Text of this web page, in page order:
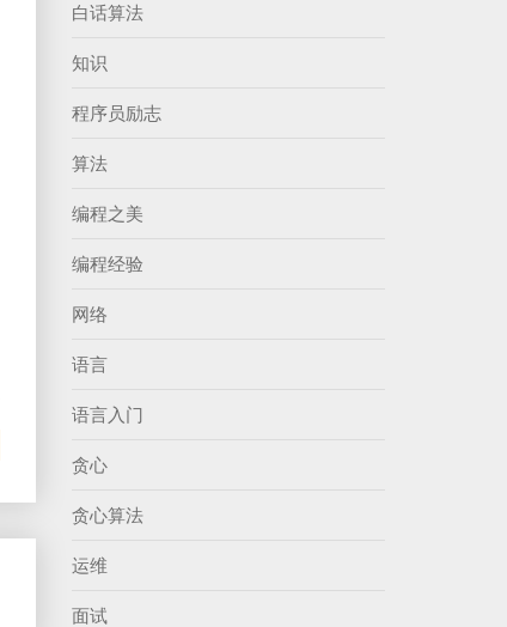
白话算法
知识
程序员励志
算法
编程之美
编程经验
网络
语言
语言入门
贪心
贪心算法
运维
面试